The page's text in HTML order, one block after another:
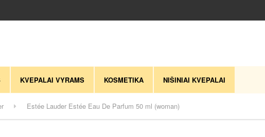
KVEPALAI VYRAMS KOSMETIKA NIŠINIAI KVEPALAI
Estée Lauder Estée Eau De Parfum 50 ml (woman)